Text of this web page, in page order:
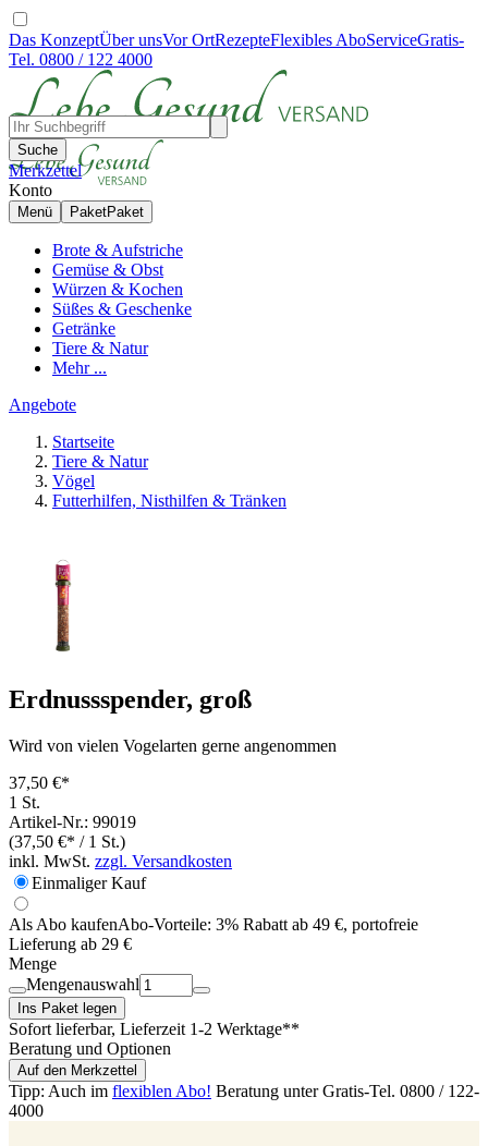
Das KonzeptÜber unsVor OrtRezepteFlexibles AboServiceGratis-
Tel. 0800 / 122 4000
Suche
Merkzettel
Konto
Menü PaketPaket
Brote & Aufstriche
Gemüse & Obst
Würzen & Kochen
Süßes & Geschenke
Getränke
Tiere & Natur
Mehr ...
Angebote
Startseite
Tiere & Natur
Vögel
Futterhilfen, Nisthilfen & Tränken
Erdnussspender, groß
Wird von vielen Vogelarten gerne angenommen
37,50 €*
1 St.
Artikel-Nr.: 99019
(37,50 €* / 1 St.)
inkl. MwSt. zzgl. Versandkosten
Einmaliger Kauf
Als Abo kaufenAbo-Vorteile: 3% Rabatt ab 49 €, portofreie
Lieferung ab 29 €
Menge
Mengenauswahl
Ins Paket legen
Sofort lieferbar, Lieferzeit 1-2 Werktage**
Beratung und Optionen
Auf den Merkzettel
Tipp: Auch im flexiblen Abo! Beratung unter Gratis-Tel. 0800 / 122-
4000